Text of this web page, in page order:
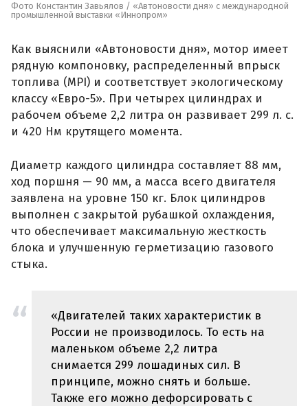
Фото Константин Завьялов / «Автоновости дня» с международной
промышленной выставки «Иннопром»
Как выяснили «Автоновости дня», мотор имеет
рядную компоновку, распределенный впрыск
топлива (MPI) и соответствует экологическому
классу «Евро-5». При четырех цилиндрах и
рабочем объеме 2,2 литра он развивает 299 л. с.
и 420 Нм крутящего момента.
Диаметр каждого цилиндра составляет 88 мм,
ход поршня — 90 мм, а масса всего двигателя
заявлена на уровне 150 кг. Блок цилиндров
выполнен с закрытой рубашкой охлаждения,
что обеспечивает максимальную жесткость
блока и улучшенную герметизацию газового
стыка.
«Двигателей таких характеристик в
России не производилось. То есть на
маленьком объеме 2,2 литра
снимается 299 лошадиных сил. В
принципе, можно снять и больше.
Также его можно дефорсировать с